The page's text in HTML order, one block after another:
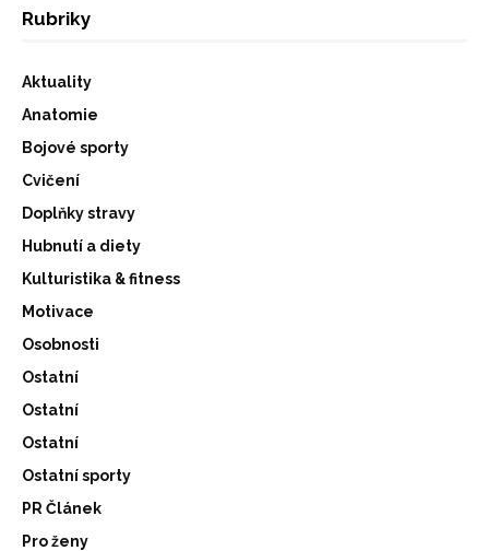
Rubriky
Aktuality
Anatomie
Bojové sporty
Cvičení
Doplňky stravy
Hubnutí a diety
Kulturistika & fitness
Motivace
Osobnosti
Ostatní
Ostatní
Ostatní
Ostatní sporty
PR Článek
Pro ženy